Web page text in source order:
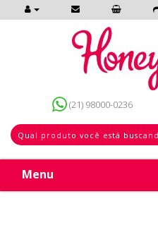
(21) 98000-0236
Menu